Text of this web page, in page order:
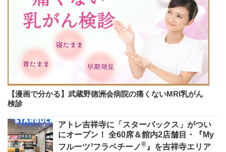
【漫画で分かる】武蔵野徳洲会病院の痛くないMRI乳がん
検診
アトレ吉祥寺に「スターバックス」がつい
にオープン！ 全60席＆館内2店舗目・『My
フルーツ³フラペチーノ®』を吉祥寺エリア